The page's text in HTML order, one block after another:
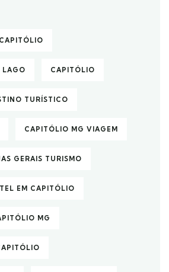
LAGO CAPITÓLIO
TURÍSTICO
CAPITÓLIO MG VIAGEM
GERAIS TURISMO
EM CAPITÓLIO
MG